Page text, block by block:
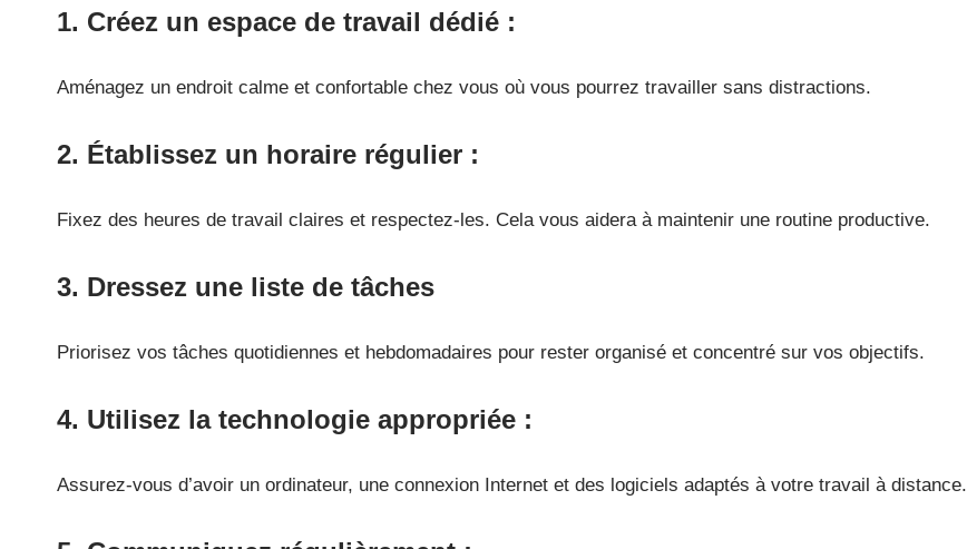
1. Créez un espace de travail dédié :
Aménagez un endroit calme et confortable chez vous où vous pourrez travailler sans distractions.
2. Établissez un horaire régulier :
Fixez des heures de travail claires et respectez-les. Cela vous aidera à maintenir une routine productive.
3. Dressez une liste de tâches
Priorisez vos tâches quotidiennes et hebdomadaires pour rester organisé et concentré sur vos objectifs.
4. Utilisez la technologie appropriée :
Assurez-vous d’avoir un ordinateur, une connexion Internet et des logiciels adaptés à votre travail à distance.